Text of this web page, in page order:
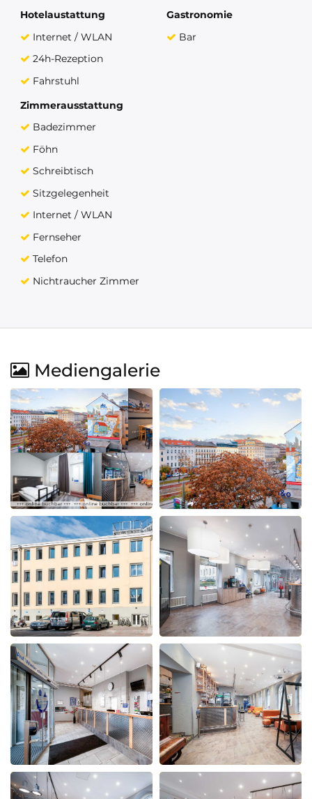
Hotelaustattung
Internet / WLAN
24h-Rezeption
Fahrstuhl
Gastronomie
Bar
Zimmerausstattung
Badezimmer
Föhn
Schreibtisch
Sitzgelegenheit
Internet / WLAN
Fernseher
Telefon
Nichtraucher Zimmer
Mediengalerie